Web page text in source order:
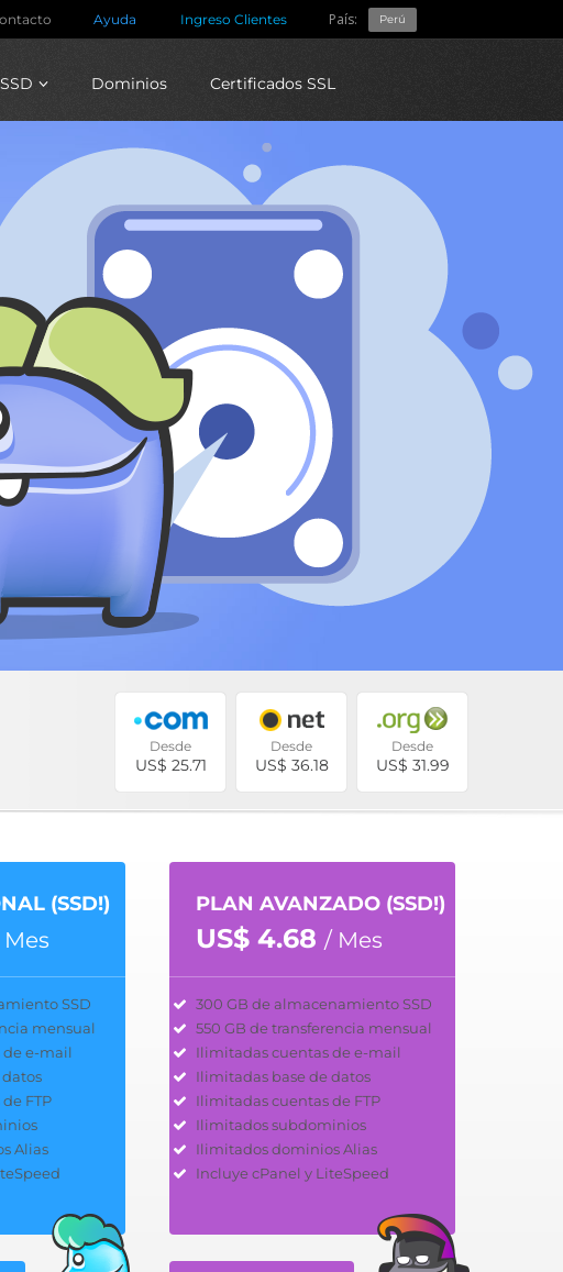
Ayuda Ingreso Clientes País: Perú
Dominios Certificados SSL
Desde
US$ 25.71
Desde
US$ 36.18
Desde
US$ 31.99
(SSD!)
SSD
mensual
e-mail
FTP
Alias
PLAN AVANZADO (SSD!)
US$ 4.68/ Mes
300 GB de almacenamiento SSD
550 GB de transferencia mensual
Ilimitadas cuentas de e-mail
Ilimitadas base de datos
Ilimitadas cuentas de FTP
Ilimitados subdominios
Ilimitados dominios Alias
Incluye cPanel y LiteSpeed